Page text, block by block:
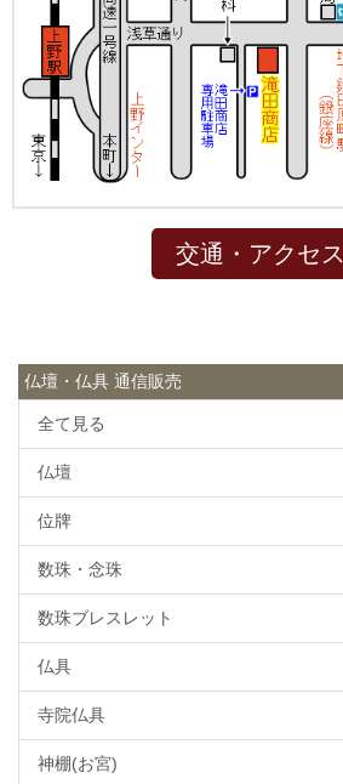
交通・アクセス
仏壇・仏具 通信販売
全て見る
仏壇
位牌
数珠・念珠
数珠ブレスレット
仏具
寺院仏具
神棚(お宮)